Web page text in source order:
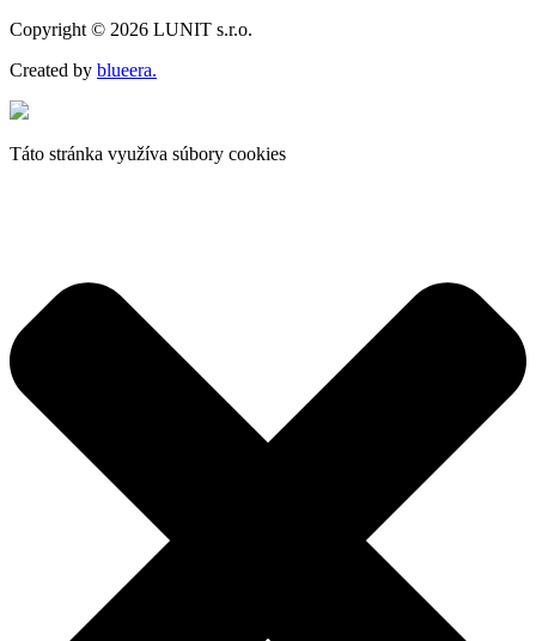
Copyright © 2026 LUNIT s.r.o.
Created by blueera.
Táto stránka využíva súbory cookies